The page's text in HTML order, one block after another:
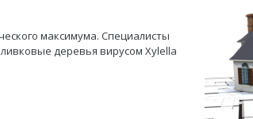
максимума. Специалисты
деревья вирусом Xylella